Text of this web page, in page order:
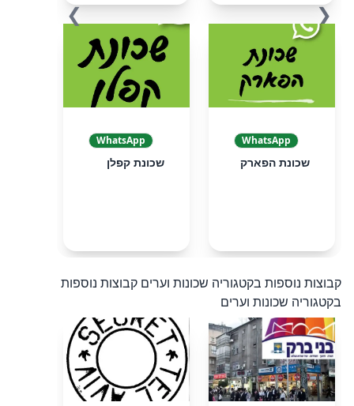
❮
WhatsApp
שכונת הפארק
WhatsApp
שכונת קפלן
❯
קבוצות נוספות בקטגוריה שכונות וערים קבוצות נוספות
בקטגוריה שכונות וערים